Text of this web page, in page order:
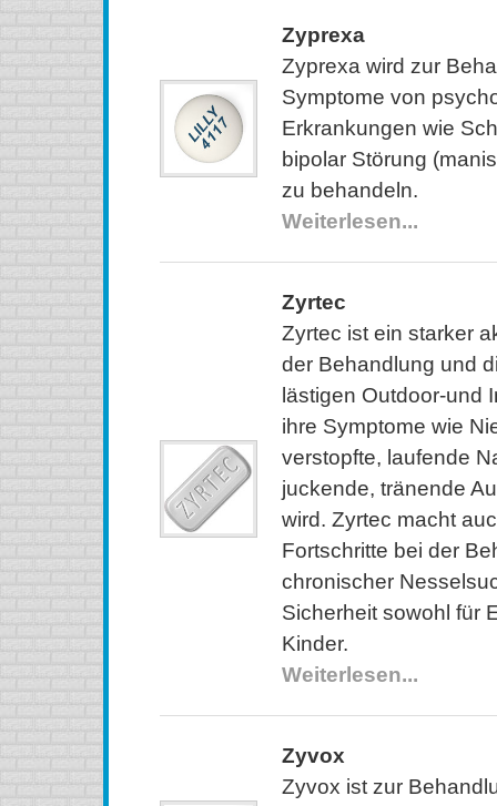
Zyprexa
Zyprexa wird zur
Symptome von
Erkrankungen wie
bipolar Störung
zu behandeln.
Weiterlesen...
Zyrtec
Zyrtec ist ein starker
der Behandlung und
lästigen Outdoor-und
ihre Symptome wie
verstopfte, laufende
juckende, tränende
wird. Zyrtec macht
Fortschritte bei der
chronischer
Sicherheit sowohl für
Kinder.
Weiterlesen...
Zyvox
Zyvox ist zur